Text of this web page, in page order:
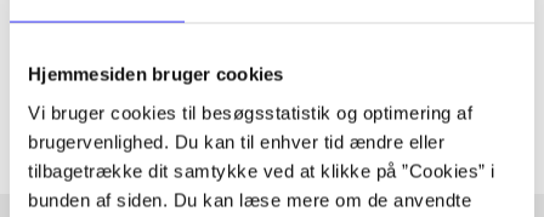
Hjemmesiden bruger cookies
Vi bruger cookies til besøgsstatistik og optimering af
brugervenlighed. Du kan til enhver tid ændre eller
tilbagetrække dit samtykke ved at klikke på ”Cookies” i
bunden af siden. Du kan læse mere om de anvendte
Artiklerne i handler ofte om